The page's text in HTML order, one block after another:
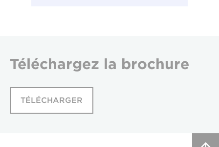
Téléchargez la brochure
TÉLÉCHARGER